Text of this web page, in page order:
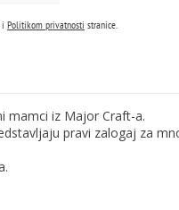
i Politikom privatnosti stranice.
mamci iz Major Craft-a.
pravi zalogaj za